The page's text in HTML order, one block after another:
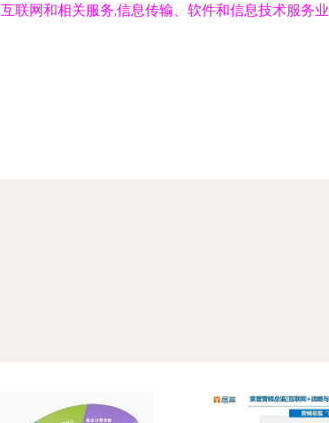
互联网和相关服务,信息传输、软件和信息技术服务业